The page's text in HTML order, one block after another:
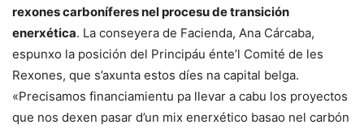
rexones carboníferes nel procesu de transición
enerxética. La conseyera de Facienda, Ana Cárcaba,
espunxo la posición del Principáu énte’l Comité de les
Rexones, que s’axunta estos díes na capital belga.
«Precisamos financiamientu pa llevar a cabu los proyectos
que nos dexen pasar d’un mix enerxético basao nel carbón